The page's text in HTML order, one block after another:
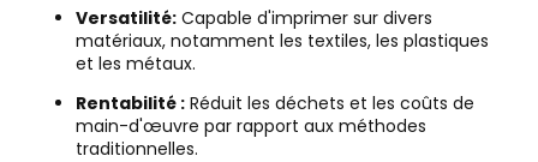
Versatilité:Capable d'imprimer sur divers
matériaux, notamment les textiles, les plastiques
et les métaux.
Rentabilité :Réduit les déchets et les coûts de
main-d'œuvre par rapport aux méthodes
traditionnelles.